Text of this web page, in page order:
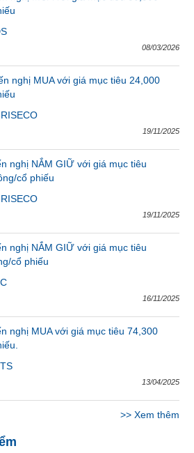
08/03/2026
nghị MUA với giá mục tiêu 24,000
19/11/2025
nghị NẮM GIỮ với giá mục tiêu
cổ phiếu
19/11/2025
nghị NẮM GIỮ với giá mục tiêu
cổ phiếu
16/11/2025
nghị MUA với giá mục tiêu 74,300
13/04/2025
>> Xem thêm